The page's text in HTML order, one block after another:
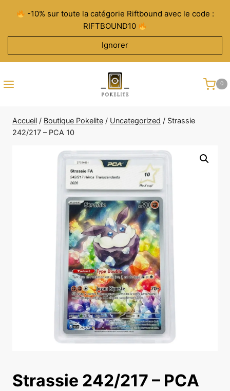
contenu
-10% sur toute la catégorie Riftbound avec le code :
RIFTBOUND10
Ignorer
0
Accueil / Boutique Pokelite / Uncategorized / Strassie
242/217 – PCA 10
Strassie 242/217 – PCA